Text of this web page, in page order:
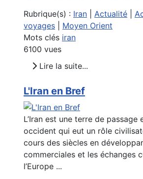
Rubrique(s) : Iran Actualité
voyages
Moyen Orient
Mots clés iran
6100 vues
Lire la suite...
L'Iran en Bref
L’Iran est une terre de passage
occident qui eut un rôle
cours des siècles en
commerciales et les échanges
l’Europe ...